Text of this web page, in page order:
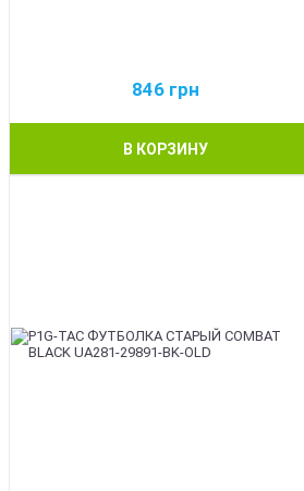
846 грн
В КОРЗИНУ